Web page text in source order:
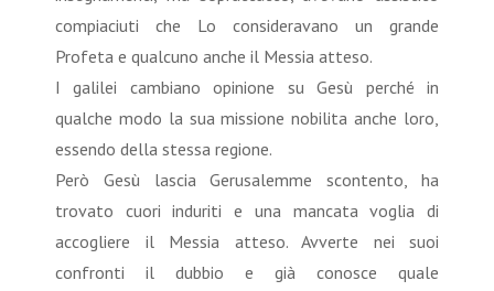
compiaciuti che Lo consideravano un grande
Profeta e qualcuno anche il Messia atteso.
I galilei cambiano opinione su Gesù perché in
qualche modo la sua missione nobilita anche loro,
essendo della stessa regione.
Però Gesù lascia Gerusalemme scontento, ha
trovato cuori induriti e una mancata voglia di
accogliere il Messia atteso. Avverte nei suoi
confronti il dubbio e già conosce quale